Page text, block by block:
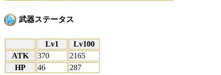
武器ステータス
Lv1
Lv100
ATK
370
2165
HP
46 287